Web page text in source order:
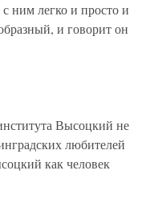
ним легко и просто и
и говорит он
Высоцкий не
любителей
как человек